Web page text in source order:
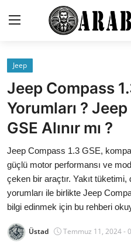
İletişim
Genel
Karşılaştırmalar
Testler
Markalar
Öneriler
Motosiklet
Jeep
Jeep Compass
Yorumları ?
GSE Alınır mı ?
Jeep Compass 1.3 GSE,
güçlü motor performansı ve
çeken bir araçtır. Yakıt tüketimi,
yorumları ile birlikte Jeep
bilgi edinmek için bu rehberi
Üstad Temmuz 11, 2024 -